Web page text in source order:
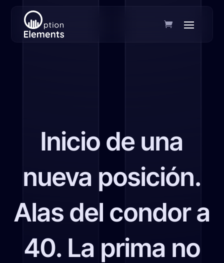
Inicio de una
nueva posición.
Alas del condor a
40. La prima no